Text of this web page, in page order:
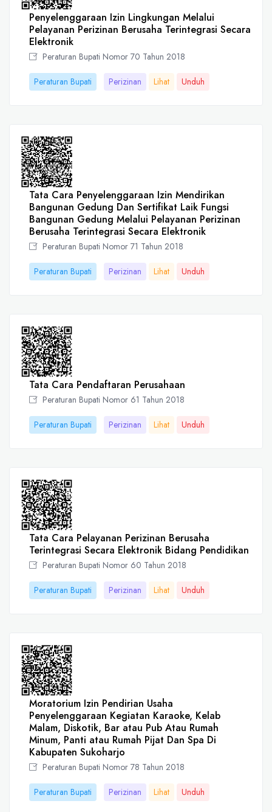
Penyelenggaraan Izin Lingkungan Melalui
Pelayanan Perizinan Berusaha Terintegrasi Secara
Elektronik
Peraturan Bupati Nomor 70 Tahun 2018
Peraturan Bupati Perizinan Lihat Unduh
Tata Cara Penyelenggaraan Izin Mendirikan
Bangunan Gedung Dan Sertifikat Laik Fungsi
Bangunan Gedung Melalui Pelayanan Perizinan
Berusaha Terintegrasi Secara Elektronik
Peraturan Bupati Nomor 71 Tahun 2018
Peraturan Bupati Perizinan Lihat Unduh
Tata Cara Pendaftaran Perusahaan
Peraturan Bupati Nomor 61 Tahun 2018
Peraturan Bupati Perizinan Lihat Unduh
Tata Cara Pelayanan Perizinan Berusaha
Terintegrasi Secara Elektronik Bidang Pendidikan
Peraturan Bupati Nomor 60 Tahun 2018
Peraturan Bupati Perizinan Lihat Unduh
Moratorium Izin Pendirian Usaha
Penyelenggaraan Kegiatan Karaoke, Kelab
Malam, Diskotik, Bar atau Pub Atau Rumah
Minum, Panti atau Rumah Pijat Dan Spa Di
Kabupaten Sukoharjo
Peraturan Bupati Nomor 78 Tahun 2018
Peraturan Bupati Perizinan Lihat Unduh